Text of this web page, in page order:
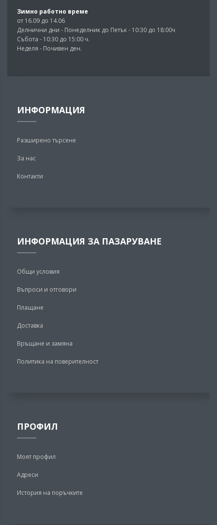
Зимно работно време
от 16.09 до 14.06
Делнични дни - Понеделник до Петък - 10:30 до 18:00ч
Събота - 10:30 до 15:00 ч.
Неделя - Почивен ден.
ИНФОРМАЦИЯ
Разширено търсене
За нас
Контакти
ИНФОРМАЦИЯ ЗА ПАЗАРУВАНЕ
Общи условия
Въпроси и отговори
Плащане
Доставка
Връщане и замяна
Политика на поверителност
ПРОФИЛ
Моят профил
Адреси
История на поръчките